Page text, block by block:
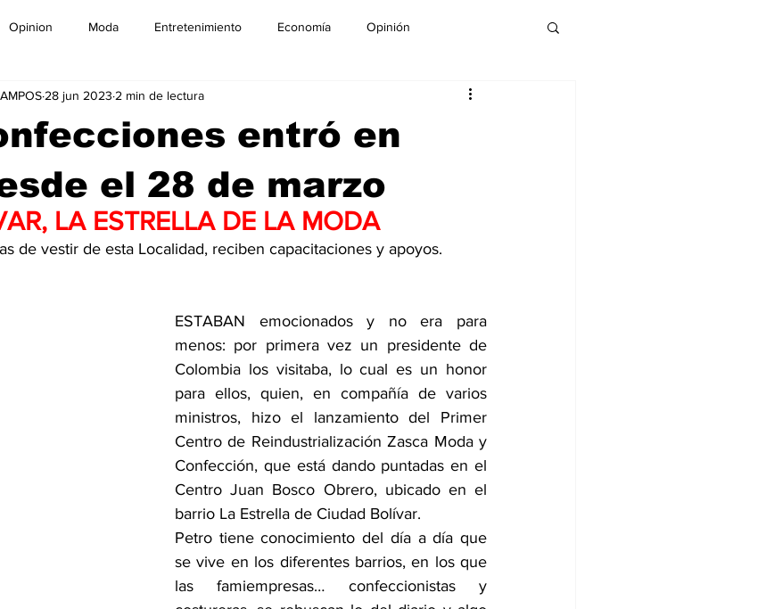
Opinion Moda Entretenimiento Economía Opinión
Salud Educación Covid-19 Desarrollo
entró en
el 28 de marzo
28 jun 2023 2 min de lectura
LA ESTRELLA DE LA MODA
de vestir de esta Localidad, reciben capacitaciones y apoyos.
ESTABAN emocionados y no era para
menos: por primera vez un presidente de
Colombia los visitaba, lo cual es un honor
para ellos, quien, en compañía de varios
ministros, hizo el lanzamiento del Primer
Centro de Reindustrialización Zasca Moda y
Confección, que está dando puntadas en el
Centro Juan Bosco Obrero, ubicado en el
barrio La Estrella de Ciudad Bolívar.
Petro tiene conocimiento del día a día que
se vive en los diferentes barrios, en los que
las famiempresas… confeccionistas y